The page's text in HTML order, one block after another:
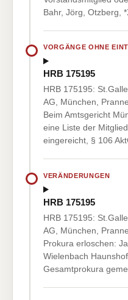
Bahr, Jörg, Otzberg,
VORGÄNGE OHNE
HRB 175195
HRB 175195:
AG, München,
Beim Amtsgericht
eine Liste der
eingereicht, § 106
VERÄNDERUNGEN
HRB 175195
HRB 175195:
AG, München,
Prokura erloschen:
Wielenbach
Gesamtprokura